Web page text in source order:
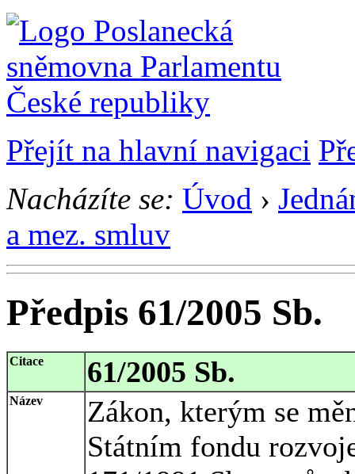
Přejít na hlavní navigaci
Nacházíte se: Úvod ›
a mez. smluv
Předpis 61/2005 Sb.
Citace 61/2005 Sb.
Název
Zákon, kterým se
Státním fondu